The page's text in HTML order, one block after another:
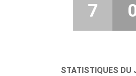
7
STATISTIQUES DU